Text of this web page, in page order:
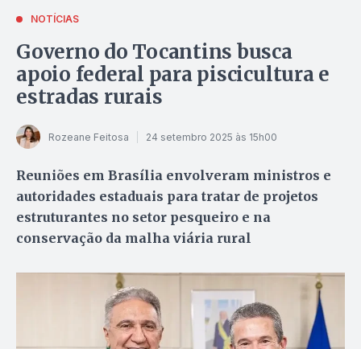
NOTÍCIAS
Governo do Tocantins busca
apoio federal para piscicultura e
estradas rurais
Rozeane Feitosa 24 setembro 2025 às 15h00
Reuniões em Brasília envolveram ministros e
autoridades estaduais para tratar de projetos
estruturantes no setor pesqueiro e na
conservação da malha viária rural